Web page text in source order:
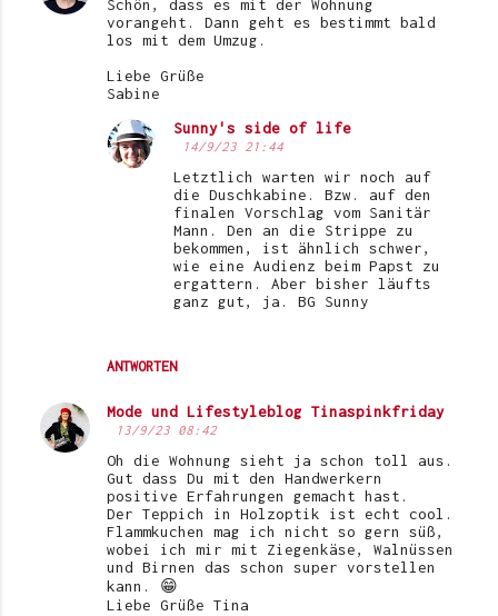
Schön, dass es mit der Wohnung
vorangeht. Dann geht es bestimmt bald
los mit dem Umzug.
Liebe Grüße
Sabine
ANTWORTEN
Sunny's side of life
14/9/23 21:44
Letztlich warten wir noch auf
die Duschkabine. Bzw. auf den
finalen Vorschlag vom Sanitär
Mann. Den an die Strippe zu
bekommen, ist ähnlich schwer,
wie eine Audienz beim Papst zu
ergattern. Aber bisher läufts
ganz gut, ja. BG Sunny
Mode und Lifestyleblog Tinaspinkfriday
13/9/23 08:42
Oh die Wohnung sieht ja schon toll aus.
Gut dass Du mit den Handwerkern
positive Erfahrungen gemacht hast.
Der Teppich in Holzoptik ist echt cool.
Flammkuchen mag ich nicht so gern süß,
wobei ich mir mit Ziegenkäse, Walnüssen
und Birnen das schon super vorstellen
kann. 😁
Liebe Grüße Tina